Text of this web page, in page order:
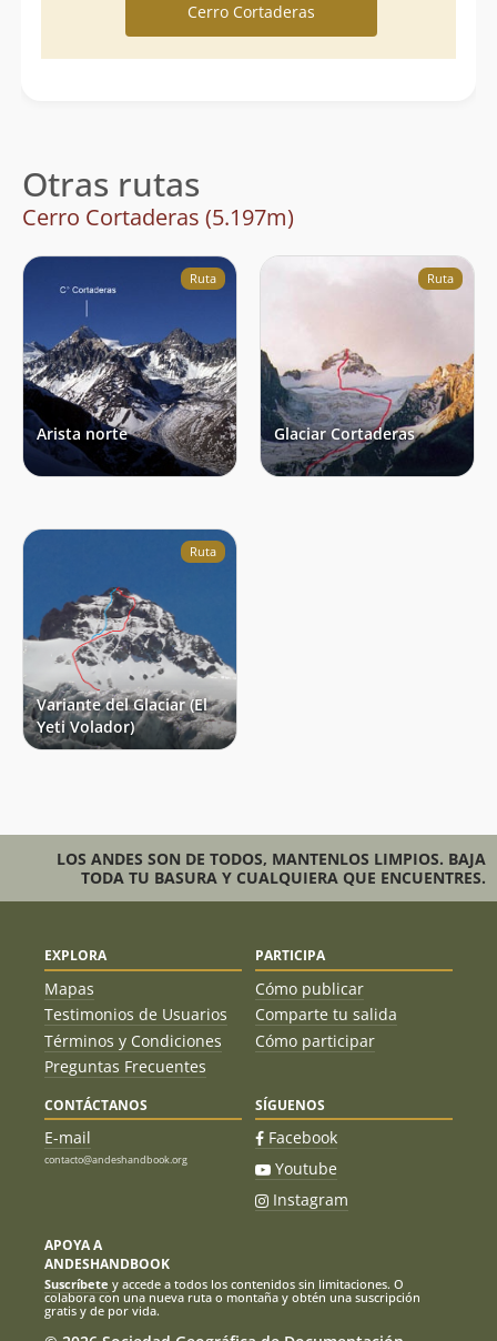
Cerro Cortaderas
Otras rutas
Cerro Cortaderas (5.197m)
Ruta
Arista norte
Ruta
Glaciar Cortaderas
Ruta
Variante del Glaciar (El
Yeti Volador)
LOS ANDES SON DE TODOS, MANTENLOS LIMPIOS. BAJA
TODA TU BASURA Y CUALQUIERA QUE ENCUENTRES.
EXPLORA
Mapas
Testimonios de Usuarios
Términos y Condiciones
Preguntas Frecuentes
PARTICIPA
Cómo publicar
Comparte tu salida
Cómo participar
CONTÁCTANOS
E-mail
contacto@andeshandbook.org
SÍGUENOS
Facebook
Youtube
Instagram
APOYA A
ANDESHANDBOOK
Suscríbete y accede a todos los contenidos sin limitaciones. O
colabora con una nueva ruta o montaña y obtén una suscripción
gratis y de por vida.